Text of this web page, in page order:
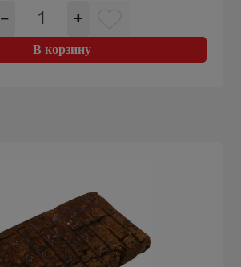
−
Количество
товара
Eklers
baltais
+
В корзину